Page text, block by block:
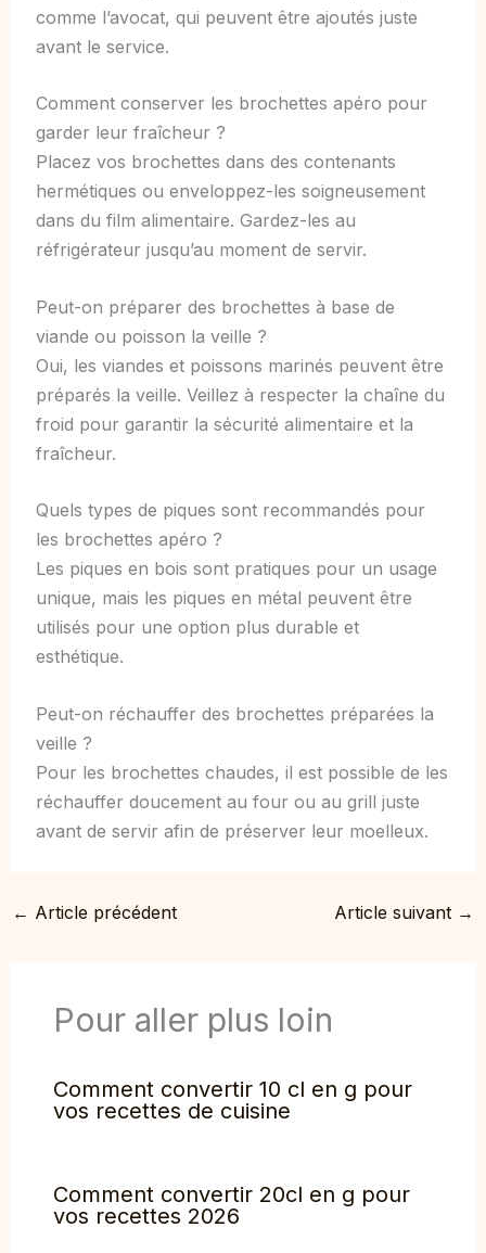
comme l’avocat, qui peuvent être ajoutés juste
avant le service.
Comment conserver les brochettes apéro pour
garder leur fraîcheur ?
Placez vos brochettes dans des contenants
hermétiques ou enveloppez-les soigneusement
dans du film alimentaire. Gardez-les au
réfrigérateur jusqu’au moment de servir.
Peut-on préparer des brochettes à base de
viande ou poisson la veille ?
Oui, les viandes et poissons marinés peuvent être
préparés la veille. Veillez à respecter la chaîne du
froid pour garantir la sécurité alimentaire et la
fraîcheur.
Quels types de piques sont recommandés pour
les brochettes apéro ?
Les piques en bois sont pratiques pour un usage
unique, mais les piques en métal peuvent être
utilisés pour une option plus durable et
esthétique.
Peut-on réchauffer des brochettes préparées la
veille ?
Pour les brochettes chaudes, il est possible de les
réchauffer doucement au four ou au grill juste
avant de servir afin de préserver leur moelleux.
← Article précédent Article suivant →
Pour aller plus loin
Comment convertir 10 cl en g pour
vos recettes de cuisine
Comment convertir 20cl en g pour
vos recettes 2026